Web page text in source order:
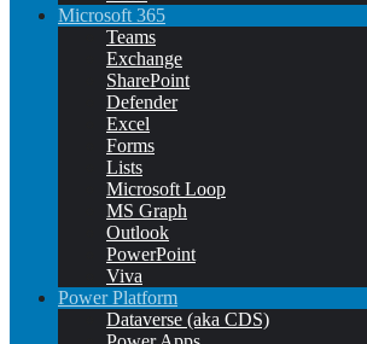
Microsoft 365
Teams
Exchange
SharePoint
Defender
Excel
Forms
Lists
Microsoft Loop
MS Graph
Outlook
PowerPoint
Viva
Power Platform
Dataverse (aka CDS)